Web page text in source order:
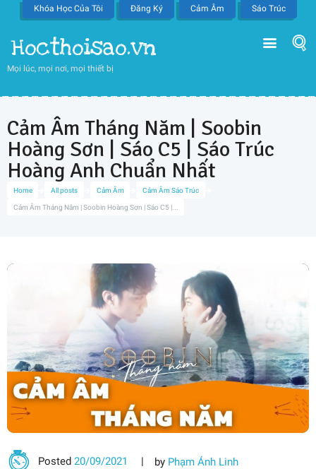
Khóa Học Của Tôi Đăng Ký Cảm Âm Sáo Trúc
Hocthoisao.vn
Mọi lúc, mọi nơi, mọi thiết bị
Home All posts Cảm Âm Cảm Âm Sáo Trúc
Cảm Âm Tháng Năm | Soobin Hoàng Sơn | Sáo C5 |...
Cảm Âm Tháng Năm | Soobin
Hoàng Sơn | Sáo C5 | Sáo Trúc
Hoàng Anh Chuẩn Nhất
Posted20/09/2021 by Phạm Ánh Linh